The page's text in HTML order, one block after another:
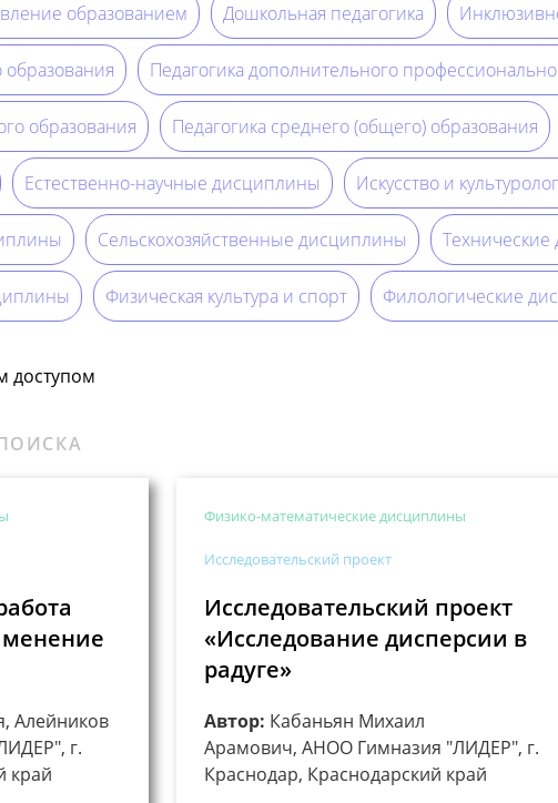
образованием Дошкольная педагогика
образования Педагогика дополнительного
образования Педагогика среднего (общего) образования
Естественно-научные дисциплины Искусство и
Сельскохозяйственные дисциплины
Физическая культура и спорт Филологические
доступом
Алейников
г.
край
Физико-математические дисциплины
Исследовательский проект
Исследовательский проект
«Исследование дисперсии в
радуге»
Автор: Кабаньян Михаил
Арамович, АНОО Гимназия "ЛИДЕР", г.
Краснодар, Краснодарский край